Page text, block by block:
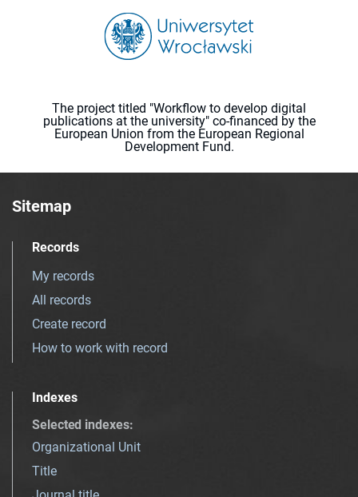
The project titled "Workflow to develop digital
publications at the university" co-financed by the
European Union from the European Regional
Development Fund.
Sitemap
Records
My records
All records
Create record
How to work with record
Indexes
Selected indexes:
Organizational Unit
Title